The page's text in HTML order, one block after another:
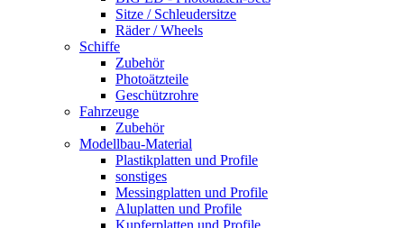
Sitze / Schleudersitze
Räder / Wheels
Schiffe
Zubehör
Photoätzteile
Geschützrohre
Fahrzeuge
Zubehör
Modellbau-Material
Plastikplatten und Profile
sonstiges
Messingplatten und Profile
Aluplatten und Profile
Kupferplatten und Profile